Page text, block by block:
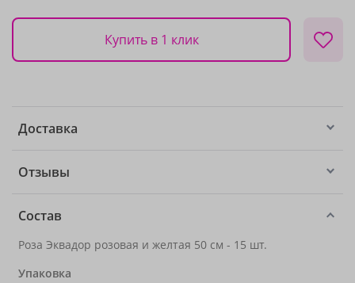
Купить в 1 клик
Доставка
Отзывы
Состав
Роза Эквадор розовая и желтая 50 см - 15 шт.
Упаковка